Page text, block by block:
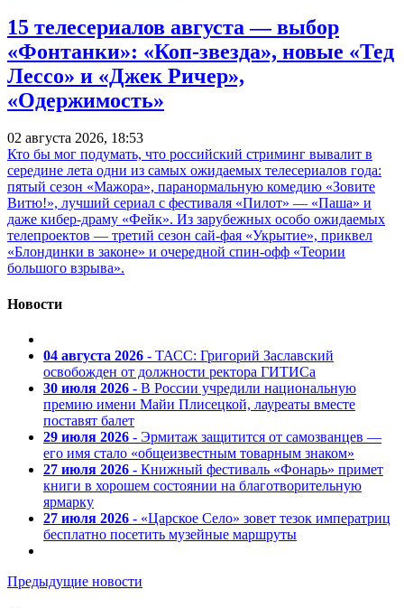
15 телесериалов августа — выбор
«Фонтанки»: «Коп-звезда», новые «Тед
Лессо» и «Джек Ричер»,
«Одержимость»
02 августа 2026, 18:53
Кто бы мог подумать, что российский стриминг вывалит в
середине лета одни из самых ожидаемых телесериалов года:
пятый сезон «Мажора», паранормальную комедию «Зовите
Витю!», лучший сериал с фестиваля «Пилот» — «Паша» и
даже кибер-драму «Фейк». Из зарубежных особо ожидаемых
телепроектов — третий сезон сай-фая «Укрытие», приквел
«Блондинки в законе» и очередной спин-офф «Теории
большого взрыва».
Новости
04 августа 2026 - ТАСС: Григорий Заславский
освобожден от должности ректора ГИТИСа
30 июля 2026 - В России учредили национальную
премию имени Майи Плисецкой, лауреаты вместе
поставят балет
29 июля 2026 - Эрмитаж защитится от самозванцев —
его имя стало «общеизвестным товарным знаком»
27 июля 2026 - Книжный фестиваль «Фонарь» примет
книги в хорошем состоянии на благотворительную
ярмарку
27 июля 2026 - «Царское Село» зовет тезок императриц
бесплатно посетить музейные маршруты
Предыдущие новости